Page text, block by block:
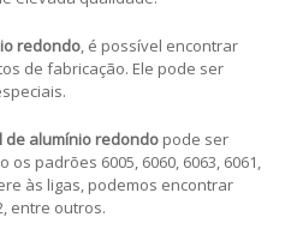
redondo, é possível encontrar
de fabricação. Ele pode ser
de alumínio redondo pode ser
padrões 6005, 6060, 6063, 6061,
às ligas, podemos encontrar
entre outros.